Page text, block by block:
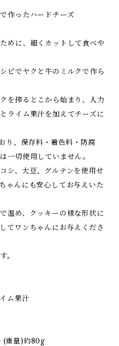
作ったハードチーズ
めに、細くカットして食べや
ピでヤクと牛のミルクで作ら
を搾るとこから始まり、人力
ライム果汁を加えてチーズに
り、保存料・着色料・防腐
一切使用していません。
シ、大豆、グルテンを使用せ
ゃんにも安心してお与えいた
温め、クッキーの様な形状に
てワンちゃんにお与えくださ
。
ム果汁
(重量)約80g